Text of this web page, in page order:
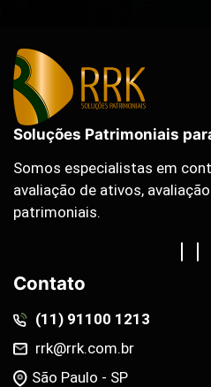
Soluções Patrimoniais
Somos especialistas em
avaliação de ativos,
patrimoniais.
Contato
(11) 91100 1213
rrk@rrk.com.br
São Paulo - SP